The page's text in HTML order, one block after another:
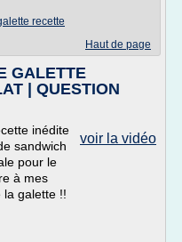
recette
Haut de page
GALETTE
| QUESTION
voir la vidéo
inédite
sandwich
pour le
à mes
la galette !!